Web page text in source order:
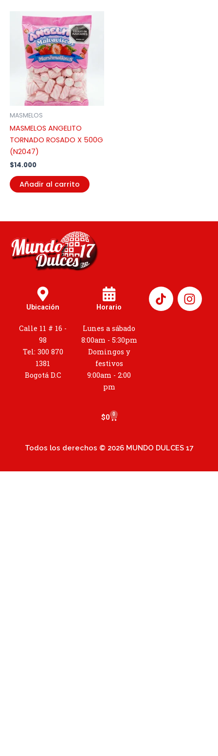
MASMELOS
MASMELOS ANGELITO
TORNADO ROSADO X 500G
(N2047)
$14.000
Añadir al carrito
Ubicación
Calle 11 # 16 -
98
Tel: 300 870
1381
Bogotá D.C
Horario
Lunes a sábado
8:00am - 5:30pm
Domingos y
festivos
9:00am - 2:00
pm
I
n
s
$0 0
Cart
Todos los derechos © 2026 MUNDO DULCES 17